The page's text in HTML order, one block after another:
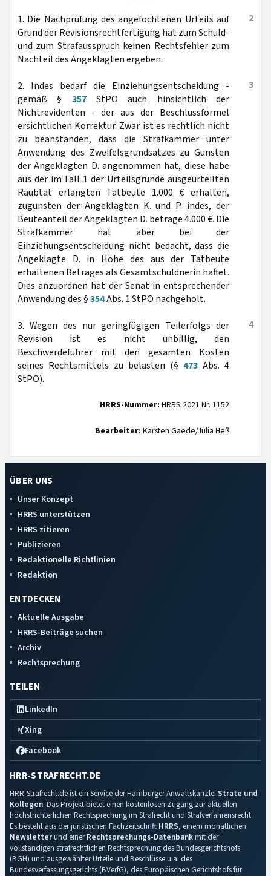
2
1. Die Nachprüfung des angefochtenen Urteils auf
Grund der Revisionsrechtfertigung hat zum Schuld-
und zum Strafausspruch keinen Rechtsfehler zum
Nachteil des Angeklagten ergeben.
3
2. Indes bedarf die Einziehungsentscheidung -
gemäß § 357StPO auch hinsichtlich der
Nichtrevidenten - der aus der Beschlussformel
ersichtlichen Korrektur. Zwar ist es rechtlich nicht
zu beanstanden, dass die Strafkammer unter
Anwendung des Zweifelsgrundsatzes zu Gunsten
der Angeklagten D. angenommen hat, diese habe
aus der im Fall 1 der Urteilsgründe ausgeurteilten
Raubtat erlangten Tatbeute 1.000 € erhalten,
zugunsten der Angeklagten K. und P. indes, der
Beuteanteil der Angeklagten D. betrage 4.000 €. Die
Strafkammer hat aber bei der
Einziehungsentscheidung nicht bedacht, dass die
Angeklagte D. in Höhe des aus der Tatbeute
erhaltenen Betrages als Gesamtschuldnerin haftet.
Dies anzuordnen hat der Senat in entsprechender
Anwendung des §354Abs. 1 StPO nachgeholt.
4
3. Wegen des nur geringfügigen Teilerfolgs der
Revision ist es nicht unbillig, den
Beschwerdeführer mit den gesamten Kosten
seines Rechtsmittels zu belasten (§ 473 Abs. 4
StPO).
HRRS-Nummer: HRRS 2021 Nr. 1152
Bearbeiter: Karsten Gaede/Julia Heß
ÜBER UNS
Unser Konzept
HRRS unterstützen
HRRS zitieren
Publizieren
Redaktionelle Richtlinien
Redaktion
ENTDECKEN
Aktuelle Ausgabe
HRRS-Beiträge suchen
Archiv
Rechtsprechung
TEILEN
LinkedIn
Xing
Facebook
HRR-STRAFRECHT.DE
HRR-Strafrecht.de ist ein Service der Hamburger Anwaltskanzlei Strate und
Kollegen. Das Projekt bietet einen kostenlosen Zugang zur aktuellen
höchstrichterlichen Rechtsprechung im Strafrecht und Strafverfahrensrecht.
Es besteht aus der juristischen Fachzeitschrift HRRS, einem monatlichen
Newsletterund einerRechtsprechungs-Datenbankmit der
vollständigen strafrechtlichen Rechtsprechung des Bundesgerichtshofs
(BGH) und ausgewählter Urteile und Beschlüsse u.a. des
Bundesverfassungsgerichts (BVerfG), des Europäischen Gerichtshofs für